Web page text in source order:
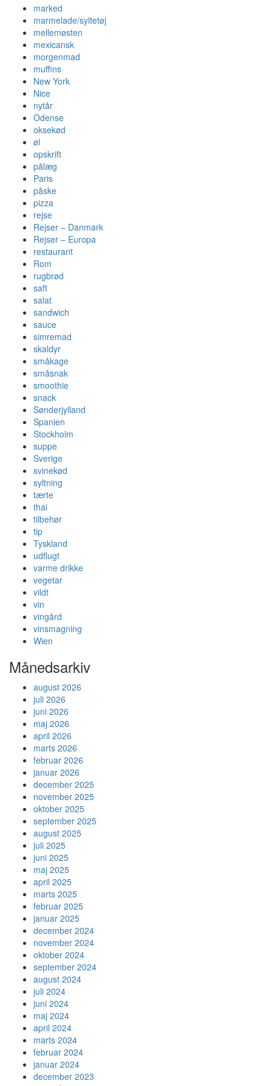
marked
marmelade/syltetøj
mellemøsten
mexicansk
morgenmad
muffins
New York
Nice
nytår
Odense
oksekød
øl
opskrift
pålæg
Paris
påske
pizza
rejse
Rejser – Danmark
Rejser – Europa
restaurant
Rom
rugbrød
saft
salat
sandwich
sauce
simremad
skaldyr
småkage
småsnak
smoothie
snack
Sønderjylland
Spanien
Stockholm
suppe
Sverige
svinekød
syltning
tærte
thai
tilbehør
tip
Tyskland
udflugt
varme drikke
vegetar
vildt
vin
vingård
vinsmagning
Wien
Månedsarkiv
august 2026
juli 2026
juni 2026
maj 2026
april 2026
marts 2026
februar 2026
januar 2026
december 2025
november 2025
oktober 2025
september 2025
august 2025
juli 2025
juni 2025
maj 2025
april 2025
marts 2025
februar 2025
januar 2025
december 2024
november 2024
oktober 2024
september 2024
august 2024
juli 2024
juni 2024
maj 2024
april 2024
marts 2024
februar 2024
januar 2024
december 2023